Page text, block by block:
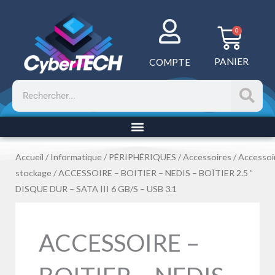
COMPTE
0
PANIER
Rechercher
Accueil /Informatique / PÉRIPHÉRIQUES /Accessoires /
stockage / ACCESSOIRE – BOITIER – NEDIS – BOÎTIER 2.5 ”
DISQUE DUR – SATA III 6 GB/S – USB 3.1
ACCESSOIRE –